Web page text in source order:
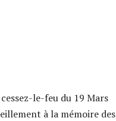
le-feu du 19 Mars
à la mémoire des